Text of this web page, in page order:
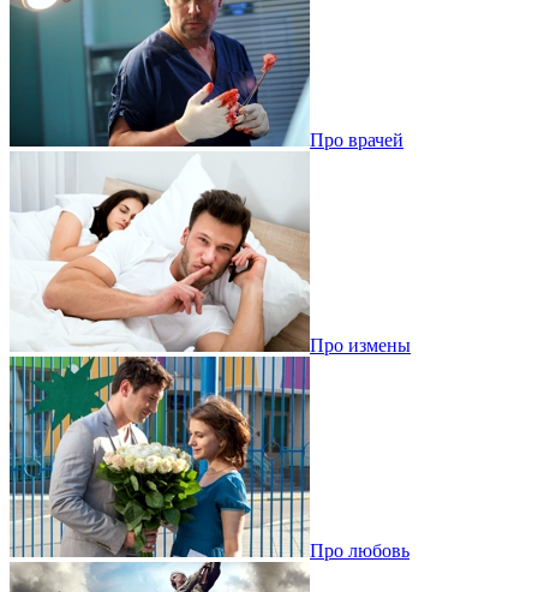
Про врачей
Про измены
Про любовь